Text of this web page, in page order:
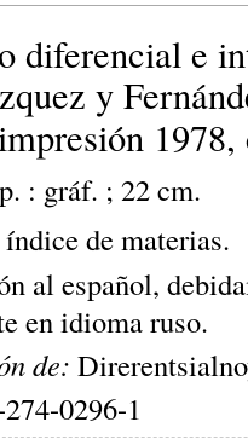
e
y
1978,
: gráf. ; 22 cm.
de materias.
al español,
en idioma ruso.
de:
0296-1